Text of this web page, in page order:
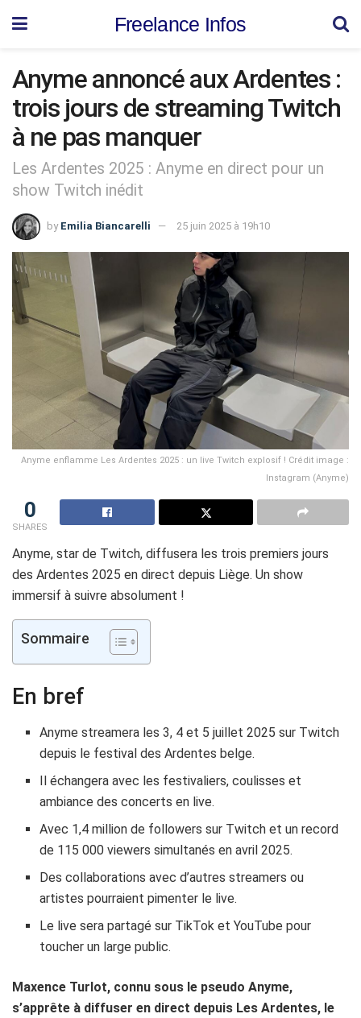
Freelance Infos
Anyme annoncé aux Ardentes :
trois jours de streaming Twitch
à ne pas manquer
Les Ardentes 2025 : Anyme en direct pour un
show Twitch inédit
by Emilia Biancarelli 25 juin 2025 à 19h10
Anyme enflamme Les Ardentes 2025 : un live Twitch explosif ! Crédit image :
Instagram (Anyme)
0
SHARES
Anyme, star de Twitch, diffusera les trois premiers jours
des Ardentes 2025 en direct depuis Liège. Un show
immersif à suivre absolument !
Sommaire
En bref
Anyme streamera les 3, 4 et 5 juillet 2025 sur Twitch
depuis le festival des Ardentes belge.
Il échangera avec les festivaliers, coulisses et
ambiance des concerts en live.
Avec 1,4 million de followers sur Twitch et un record
de 115 000 viewers simultanés en avril 2025.
Des collaborations avec d’autres streamers ou
artistes pourraient pimenter le live.
Le live sera partagé sur TikTok et YouTube pour
toucher un large public.
Maxence Turlot, connu sous le pseudo Anyme,
s’apprête à diffuser en direct depuis Les Ardentes, le